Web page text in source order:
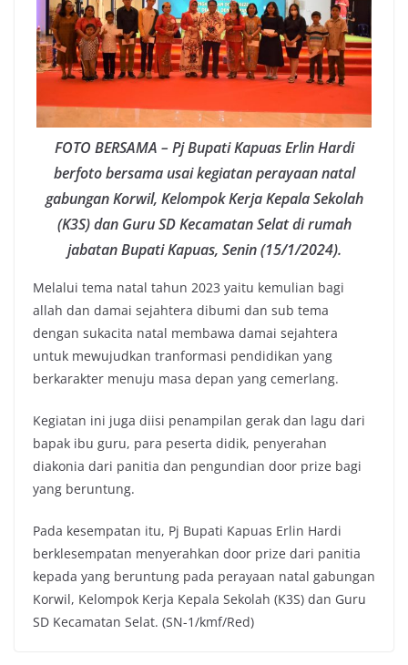
FOTO BERSAMA – Pj Bupati Kapuas Erlin Hardi
berfoto bersama usai kegiatan perayaan natal
gabungan Korwil, Kelompok Kerja Kepala Sekolah
(K3S) dan Guru SD Kecamatan Selat di rumah
jabatan Bupati Kapuas, Senin (15/1/2024).
Melalui tema natal tahun 2023 yaitu kemulian bagi
allah dan damai sejahtera dibumi dan sub tema
dengan sukacita natal membawa damai sejahtera
untuk mewujudkan tranformasi pendidikan yang
berkarakter menuju masa depan yang cemerlang.
Kegiatan ini juga diisi penampilan gerak dan lagu dari
bapak ibu guru, para peserta didik, penyerahan
diakonia dari panitia dan pengundian door prize bagi
yang beruntung.
Pada kesempatan itu, Pj Bupati Kapuas Erlin Hardi
berklesempatan menyerahkan door prize dari panitia
kepada yang beruntung pada perayaan natal gabungan
Korwil, Kelompok Kerja Kepala Sekolah (K3S) dan Guru
SD Kecamatan Selat. (SN-1/kmf/Red)